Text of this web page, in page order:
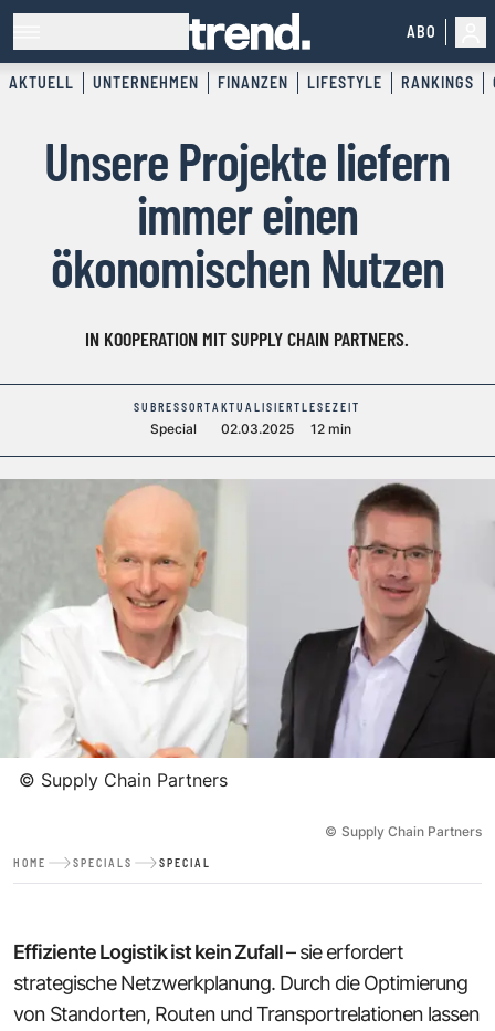
ABO
AKTUELL UNTERNEHMEN FINANZEN LIFESTYLE RANKINGS
Unsere Projekte liefern
immer einen
ökonomischen Nutzen
IN KOOPERATION MIT SUPPLY CHAIN PARTNERS.
SUBRESSORT
Special
AKTUALISIERT
02.03.2025
LESEZEIT
12 min
© Supply Chain Partners
© Supply Chain Partners
HOME SPECIALS SPECIAL
Effiziente Logistik ist kein Zufall– sie erfordert
strategische Netzwerkplanung. Durch die Optimierung
von Standorten, Routen und Transportrelationen lassen